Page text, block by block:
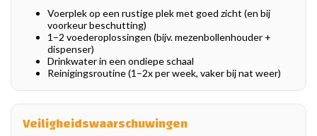
Voerplek op een rustige plek met goed zicht (en bij
voorkeur beschutting)
1–2 voederoplossingen (bijv. mezenbollenhouder +
dispenser)
Drinkwater in een ondiepe schaal
Reinigingsroutine (1–2x per week, vaker bij nat weer)
Veiligheidswaarschuwingen